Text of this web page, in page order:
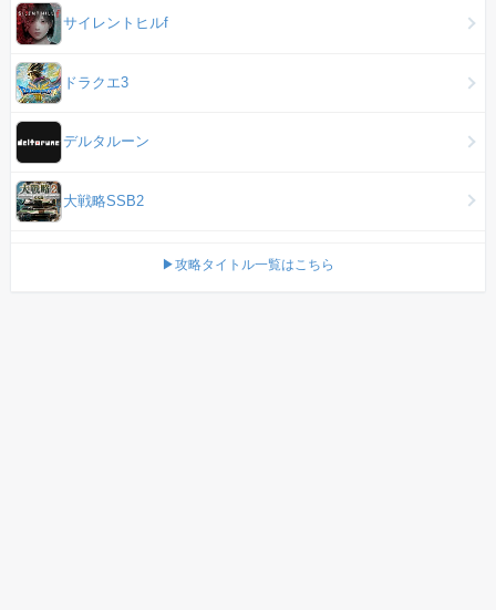
サイレントヒルf
ドラクエ3
デルタルーン
大戦略SSB2
▶攻略タイトル一覧はこちら